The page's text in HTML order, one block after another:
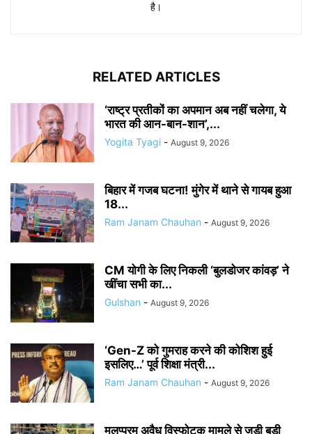
है।
RELATED ARTICLES
‘राष्ट्र प्रतीकों का अपमान अब नहीं चलेगा, ये
भारत की आन-बान-शान’,...
Yogita Tyagi - August 9, 2026
बिहार में गजब घटना! मुंगेर में थाने से गायब हुआ
18...
Ram Janam Chauhan - August 9, 2026
CM योगी के लिए निकली ‘बुलडोजर कांवड़’ ने
खींचा सभी का...
Gulshan - August 9, 2026
‘Gen-Z को गुमराह करने की कोशिश हुई
इसलिए…’ पूर्व शिक्षा मंत्री...
Ram Janam Chauhan - August 9, 2026
मलप्पुरम अवैध विस्फोटक मामले से जुड़ी बड़ी